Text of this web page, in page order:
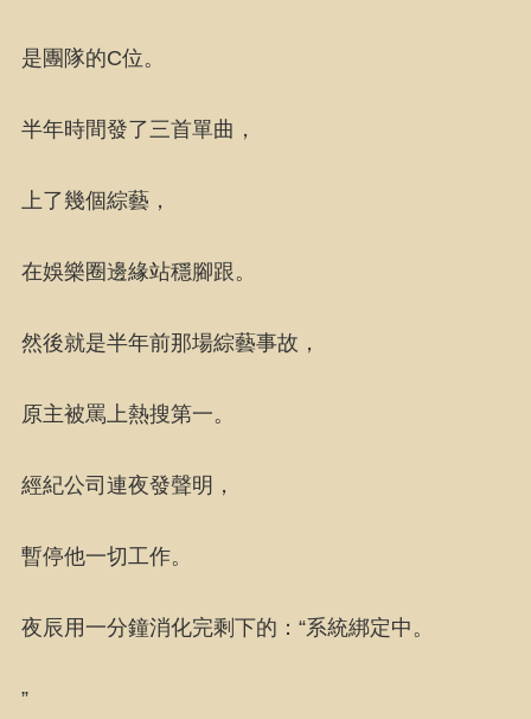
是團隊的C位。
半年時間發了三首單曲，
上了幾個綜藝，
在娛樂圈邊緣站穩腳跟。
然後就是半年前那場綜藝事故，
原主被罵上熱搜第一。
經紀公司連夜發聲明，
暫停他一切工作。
夜辰用一分鐘消化完剩下的：“系統綁定中。
”